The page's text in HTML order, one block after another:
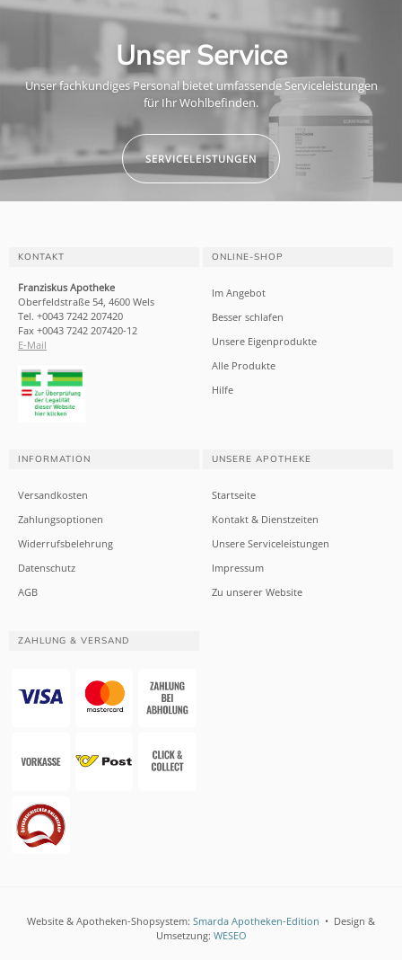
Unser Service
Unser fachkundiges Personal bietet umfassende Serviceleistungen
für Ihr Wohlbefinden.
SERVICELEISTUNGEN
KONTAKT
Franziskus Apotheke
Oberfeldstraße 54, 4600 Wels
Tel. +0043 7242 207420
Fax +0043 7242 207420-12
E-Mail
ONLINE-SHOP
Im Angebot
Besser schlafen
Unsere Eigenprodukte
Alle Produkte
Hilfe
INFORMATION
Versandkosten
Zahlungsoptionen
Widerrufsbelehrung
Datenschutz
AGB
UNSERE APOTHEKE
Startseite
Kontakt & Dienstzeiten
Unsere Serviceleistungen
Impressum
Zu unserer Website
ZAHLUNG & VERSAND
Website & Apotheken-Shopsystem: Smarda Apotheken-Edition • Design &
Umsetzung: WESEO